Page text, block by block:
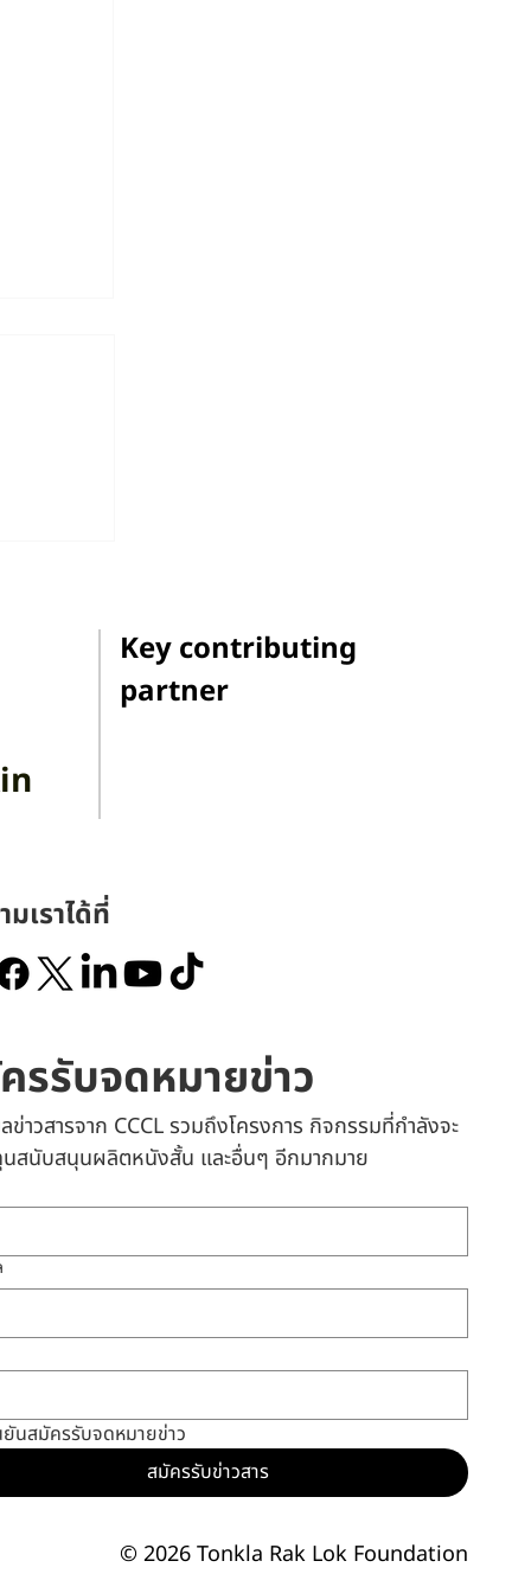
Key contributing
partner
เราได้ที่
รรับจดหมายข่าว
ข่าวสารจาก CCCL รวมถึงโครงการ กิจกรรมที่กำลังจะ
สนับสนุนผลิตหนังสั้น และอื่นๆ อีกมากมาย
นสมัครรับจดหมายข่าว
สมัครรับข่าวสาร
© 2026 Tonkla Rak Lok Foundation